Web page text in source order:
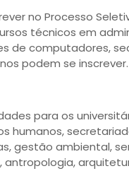
no Processo
técnicos em
de computadores,
podem se inscrever.
para os
humanos,
gestão ambiental,